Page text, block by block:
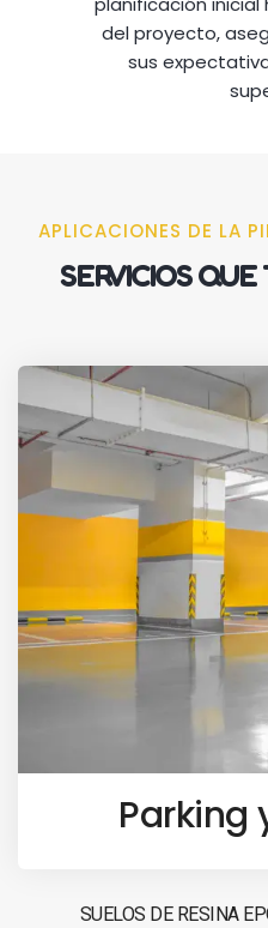
del proyecto,
sus
APLICACIONES DE LA
SERVICIOS
Parking
SUELOS DE RESINA